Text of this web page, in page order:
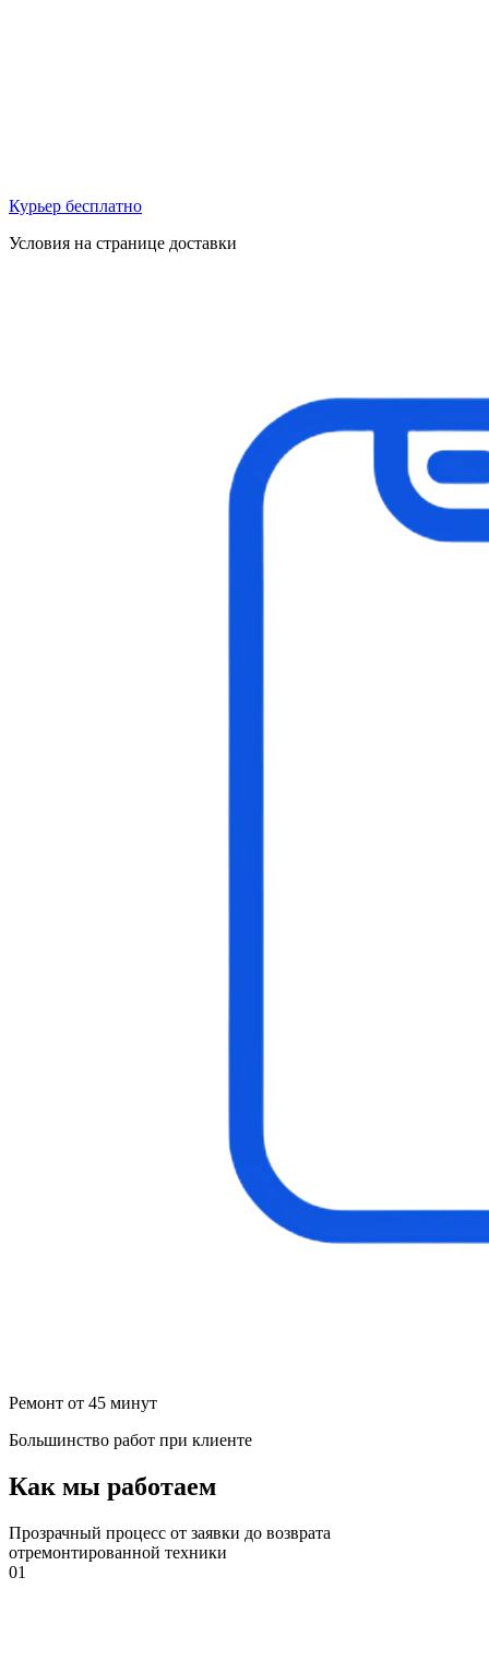
Курьер бесплатно
Условия на странице доставки
Ремонт от 45 минут
Большинство работ при клиенте
Как мы работаем
Прозрачный процесс от заявки до возврата
отремонтированной техники
01